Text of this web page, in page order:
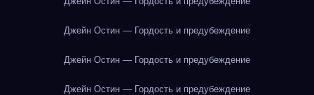
Джейн Остин — Гордость и предубеждение
Джейн Остин — Гордость и предубеждение
Джейн Остин — Гордость и предубеждение